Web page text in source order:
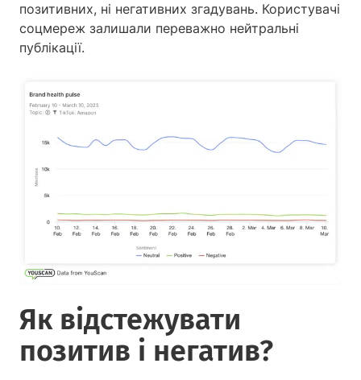
позитивних, ні негативних згадувань. Користувачі
соцмереж залишали переважно нейтральні
публікації.
Як відстежувати
позитив і негатив?